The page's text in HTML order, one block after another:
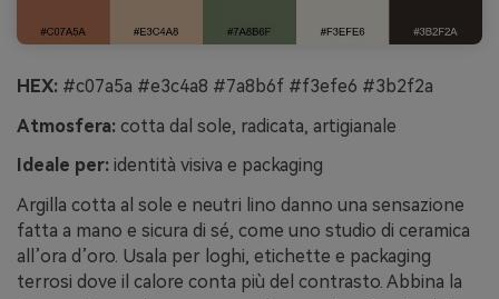
HEX: #c07a5a #e3c4a8 #7a8b6f #f3efe6 #3b2f2a
Atmosfera: cotta dal sole, radicata, artigianale
Ideale per: identità visiva e packaging
Argilla cotta al sole e neutri lino danno una sensazione
fatta a mano e sicura di sé, come uno studio di ceramica
all’ora d’oro. Usala per loghi, etichette e packaging
terrosi dove il calore conta più del contrasto. Abbina la